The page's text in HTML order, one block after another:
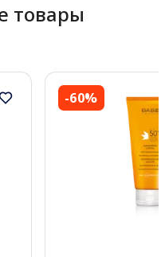
товары
-60%